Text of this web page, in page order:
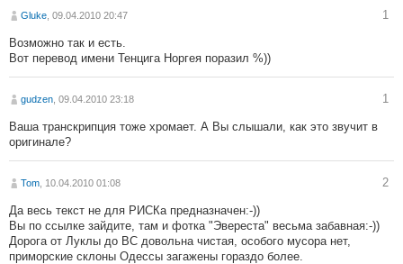
Gluke , 09.04.2010 20:47 1
Возможно так и есть.
Вот перевод имени Тенцига Норгея поразил %))
gudzen , 09.04.2010 23:18 1
Ваша транскрипция тоже хромает. А Вы слышали, как это звучит в
оригинале?
Tom , 10.04.2010 01:08 2
Да весь текст не для РИСКа предназначен:-))
Вы по ссылке зайдите, там и фотка "Эвереста" весьма забавная:-))
Дорога от Луклы до ВС довольна чистая, особого мусора нет,
приморские склоны Одессы загажены гораздо более.